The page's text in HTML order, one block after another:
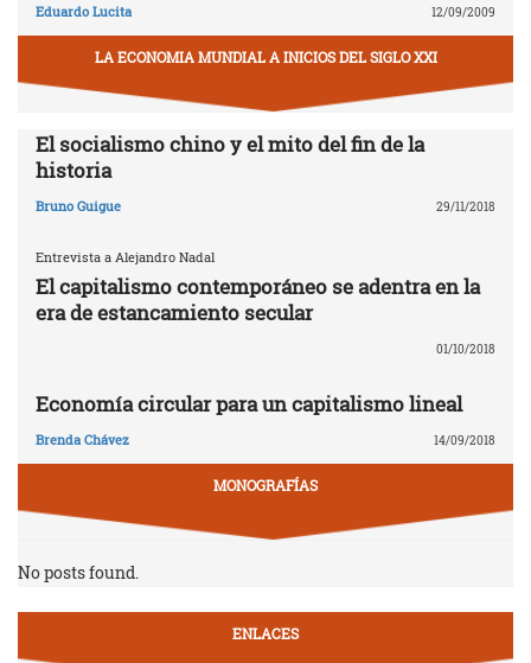
Eduardo Lucita 12/09/2009
LA ECONOMIA MUNDIAL A INICIOS DEL SIGLO XXI
El socialismo chino y el mito del fin de la
historia
Bruno Guigue 29/11/2018
Entrevista a Alejandro Nadal
El capitalismo contemporáneo se adentra en la
era de estancamiento secular
01/10/2018
Economía circular para un capitalismo lineal
Brenda Chávez 14/09/2018
MONOGRAFÍAS
No posts found.
ENLACES